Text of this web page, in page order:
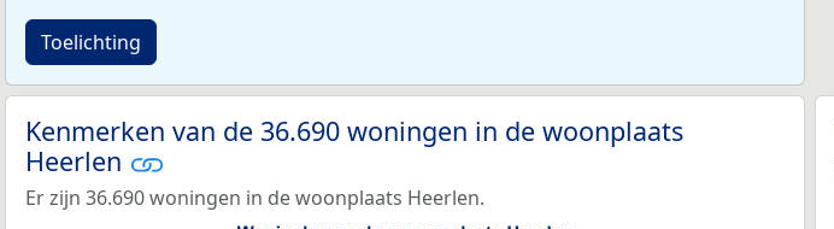
Toelichting
Kenmerken van de 36.690 woningen in de woonplaats
Heerlen
Er zijn 36.690 woningen in de woonplaats Heerlen.